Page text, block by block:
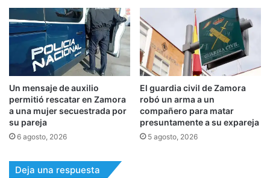
Un mensaje de auxilio
permitió rescatar en Zamora
a una mujer secuestrada por
su pareja
6 agosto, 2026
El guardia civil de Zamora
robó un arma a un
compañero para matar
presuntamente a su expareja
5 agosto, 2026
Deja una respuesta